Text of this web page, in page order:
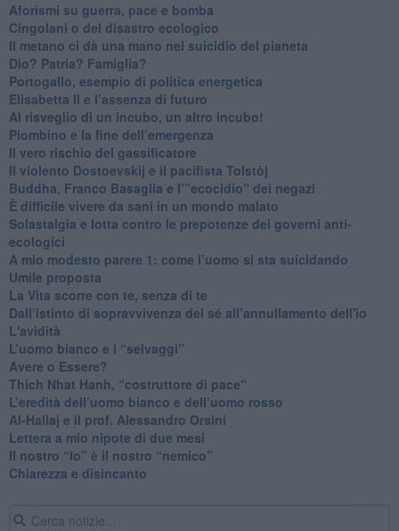
​Aforismi su guerra, pace e bomba
Cingolani o del disastro ecologico
​Il metano ci dà una mano nel suicidio del pianeta
​Dio? Patria? Famiglia?
Portogallo, esempio di politica energetica
​Elisabetta II e l’assenza di futuro
Al risveglio di un incubo, un altro incubo!
​Piombino e la fine dell’emergenza
​Il vero rischio del gassificatore
​Il violento Dostoevskij e il pacifista Tolstòj
​Buddha, Franco Basaglia e l’”ecocidio” dei negazi
​È difficile vivere da sani in un mondo malato
Solastalgia e lotta contro le prepotenze dei governi anti-
ecologici
​A mio modesto parere 1: come l’uomo si sta suicidando
​Umile proposta
​La Vita scorre con te, senza di te
​Dall’istinto di sopravvivenza del sé all’annullamento dell'io
L'avidità
​L’uomo bianco e i “selvaggi”
​Avere o Essere?
​Thich Nhat Hanh, “costruttore di pace“
​L’eredità dell’uomo bianco e dell’uomo rosso
Al-Hallaj e il prof. Alessandro Orsini
​Lettera a mio nipote di due mesi
​Il nostro “Io” è il nostro “nemico”
​Chiarezza e disincanto